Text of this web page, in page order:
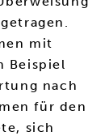
mit
Beispiel
nach
für den
sich